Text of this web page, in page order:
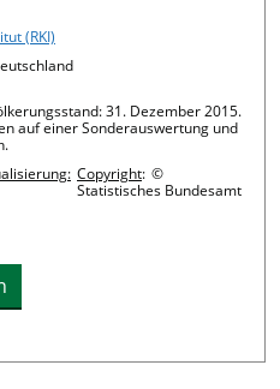
(RKI)
31. Dezember 2015.
auf einer Sonderauswertung und
Copyright: ©
Statistisches Bundesamt